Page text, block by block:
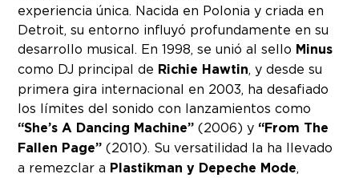
experiencia única. Nacida en Polonia y criada en
Detroit, su entorno influyó profundamente en su
desarrollo musical. En 1998, se unió al sello Minus
como DJ principal de Richie Hawtin, y desde su
primera gira internacional en 2003, ha desafiado
los límites del sonido con lanzamientos como
“She’s A Dancing Machine” (2006) y “From The
Fallen Page” (2010). Su versatilidad la ha llevado
a remezclar a Plastikman y Depeche Mode,